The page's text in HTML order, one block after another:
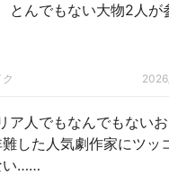
とんでもない大物2人が
ア人でもなんでもない
した人気劇作家にツッ
い……